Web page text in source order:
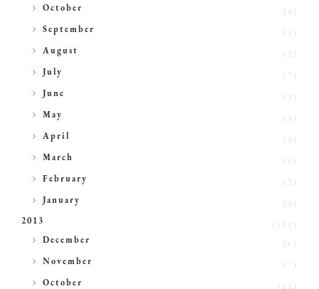
►
October
(4)
►
September
►
August
(2)
►
July
►
June
(3)
►
May
(5)
►
April
(4)
►
March
(6)
►
February
(2)
►
January
(8)
2013
►
December
(6)
►
November
►
October